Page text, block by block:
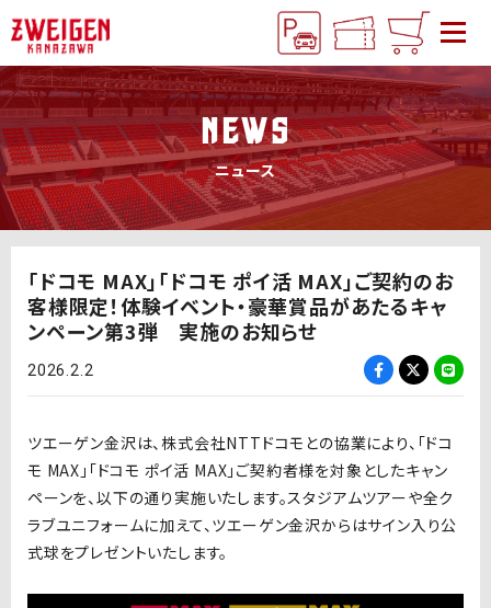
NEWS
ニュース
「ドコモ MAX」「ドコモ ポイ活 MAX」ご契約のお
客様限定！体験イベント・豪華賞品があたるキャ
ンペーン第3弾 実施のお知らせ
2026.2.2
ツエーゲン金沢は、株式会社NTTドコモとの協業により、「ドコ
モ MAX」「ドコモ ポイ活 MAX」ご契約者様を対象としたキャン
ペーンを、以下の通り実施いたします。スタジアムツアーや全ク
ラブユニフォームに加えて、ツエーゲン金沢からはサイン入り公
式球をプレゼントいたします。